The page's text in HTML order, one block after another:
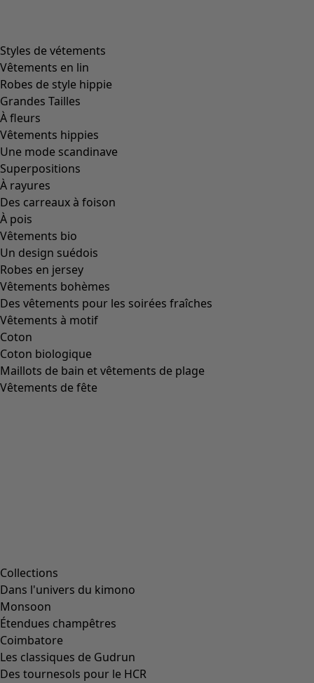
Styles de vétements
Vêtements en lin
Robes de style hippie
Grandes Tailles
À fleurs
Vêtements hippies
Une mode scandinave
Superpositions
À rayures
Des carreaux à foison
À pois
Vêtements bio
Un design suédois
Robes en jersey
Vêtements bohèmes
Des vêtements pour les soirées fraîches
Vêtements à motif
Coton
Coton biologique
Maillots de bain et vêtements de plage
Vêtements de fête
Collections
Dans l'univers du kimono
Monsoon
Étendues champêtres
Coimbatore
Les classiques de Gudrun
Des tournesols pour le HCR